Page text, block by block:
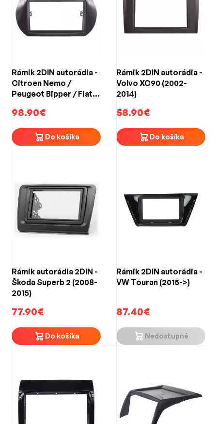
Rámik 2DIN autorádia -
Citroen Nemo /
Peugeot Bipper / Fiat
>)
98.90€
Do košíka
Rámik 2DIN autorádia -
Volvo XC90 (2002-
2014)
58.90€
Do košíka
Rámik autorádia 2DIN -
Škoda Superb 2 (2008-
2015)
77.90€
Do košíka
Rámik 2DIN autorádia -
VW Touran (2015->)
87.40€
Nedostupné